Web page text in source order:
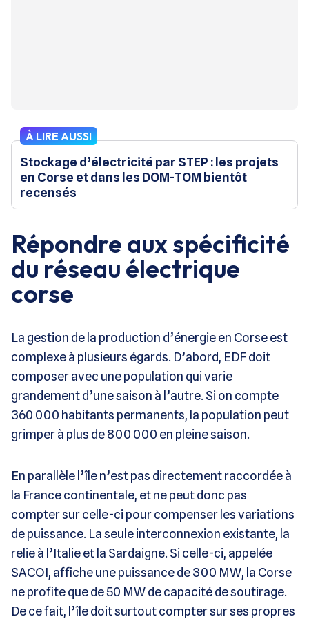
À LIRE AUSSI
Stockage d’électricité par STEP : les projets
en Corse et dans les DOM-TOM bientôt
recensés
Répondre aux spécificité
du réseau électrique
corse
La gestion de la production d’énergie en Corse est
complexe à plusieurs égards. D’abord, EDF doit
composer avec une population qui varie
grandement d’une saison à l’autre. Si on compte
360 000 habitants permanents, la population peut
grimper à plus de 800 000 en pleine saison.
En parallèle l’île n’est pas directement raccordée à
la France continentale, et ne peut donc pas
compter sur celle-ci pour compenser les variations
de puissance. La seule interconnexion existante, la
relie à l’Italie et la Sardaigne. Si celle-ci, appelée
SACOI, affiche une puissance de 300 MW, la Corse
ne profite que de 50 MW de capacité de soutirage.
De ce fait, l’île doit surtout compter sur ses propres